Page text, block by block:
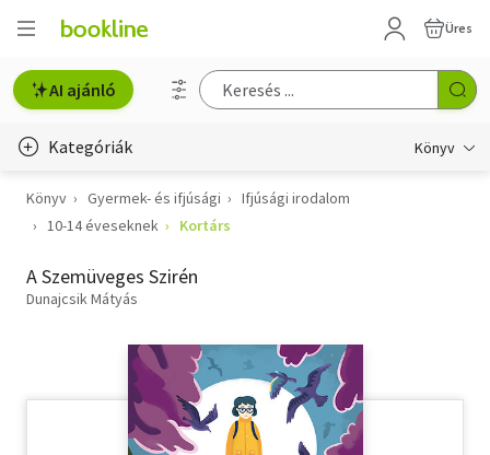
Üres
AI ajánló
Kategóriák Könyv
Életmód, egészség
Gyermek- és ifjúsági
Hobbi, szabadidő
Könyv Gyermek- és ifjúsági
Ifjúsági irodalom
10-14 éveseknek
Kortárs
A Szemüveges Szirén
Dunajcsik Mátyás